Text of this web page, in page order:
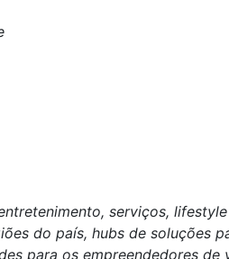
serviços,
do país, hubs de soluções
para os empreendedores